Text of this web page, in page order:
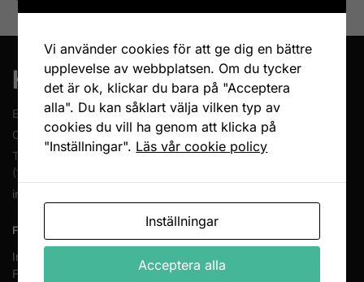
En del av Novodesign AB
Org.nr. 556790-1235
Tel.
08-400 209 60
(10-17 mån-fre)
info@heminreda.se
FÖLJ OSS
Instagram
Facebook
Vi använder cookies för att ge dig en bättre
upplevelse av webbplatsen. Om du tycker
det är ok, klickar du bara på "Acceptera
alla". Du kan såklart välja vilken typ av
cookies du vill ha genom att klicka på
"Inställningar". Läs vår cookie policy
Inställningar
Acceptera alla